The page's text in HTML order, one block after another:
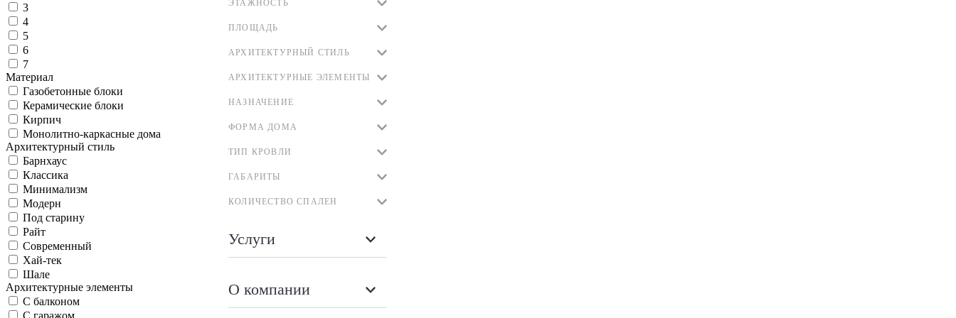
ЭТАЖНОСТЬ
ПЛОЩАДЬ
АРХИТЕКТУРНЫЙ СТИЛЬ
АРХИТЕКТУРНЫЕ ЭЛЕМЕНТЫ
НАЗНАЧЕНИЕ
ФОРМА ДОМА
ТИП КРОВЛИ
ГАБАРИТЫ
КОЛИЧЕСТВО СПАЛЕН
Услуги
О компании
3
4
5
6
7
Материал
Газобетонные блоки
Керамические блоки
Кирпич
Монолитно-каркасные дома
Архитектурный стиль
Барнхаус
Классика
Минимализм
Модерн
Под старину
Райт
Современный
Хай-тек
Шале
Архитектурные элементы
С балконом